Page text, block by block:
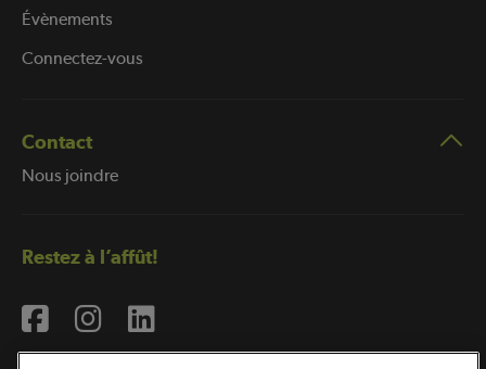
Évènements
Connectez-vous
Contact
Nous joindre
Restez à l’affût!